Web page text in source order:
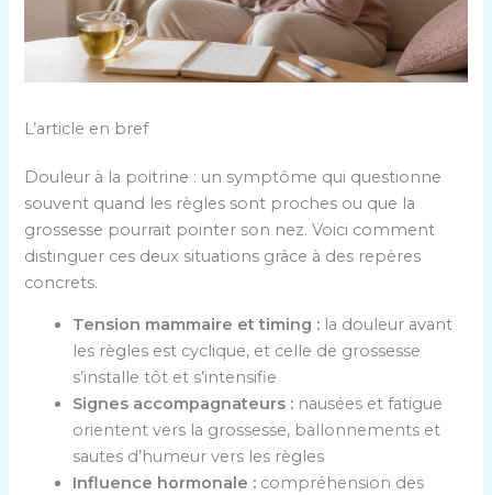
L’article en bref
Douleur à la poitrine : un symptôme qui questionne
souvent quand les règles sont proches ou que la
grossesse pourrait pointer son nez. Voici comment
distinguer ces deux situations grâce à des repères
concrets.
Tension mammaire et timing : la douleur avant
les règles est cyclique, et celle de grossesse
s’installe tôt et s’intensifie
Signes accompagnateurs : nausées et fatigue
orientent vers la grossesse, ballonnements et
sautes d’humeur vers les règles
Influence hormonale : compréhension des